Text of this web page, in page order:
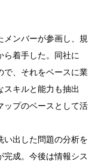
メンバーが参画し、規
ら着手した。同社に
で、それをベースに業
スキルと能力も抽出
ップのベースとして活
い出した問題の分析を
完成。今後は情報シス